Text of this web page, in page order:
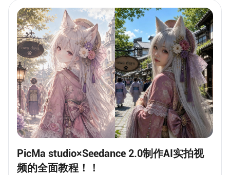
PicMa studio×Seedance 2.0制作AI实拍视
频的全面教程！！